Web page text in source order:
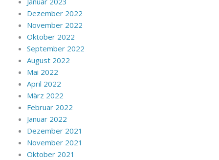
Dezember 2022
November 2022
Oktober 2022
September 2022
August 2022
Mai 2022
April 2022
März 2022
Februar 2022
Januar 2022
Dezember 2021
November 2021
Oktober 2021